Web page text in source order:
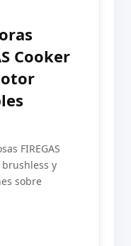
Cooker
FIREGAS
brushless y
sobre